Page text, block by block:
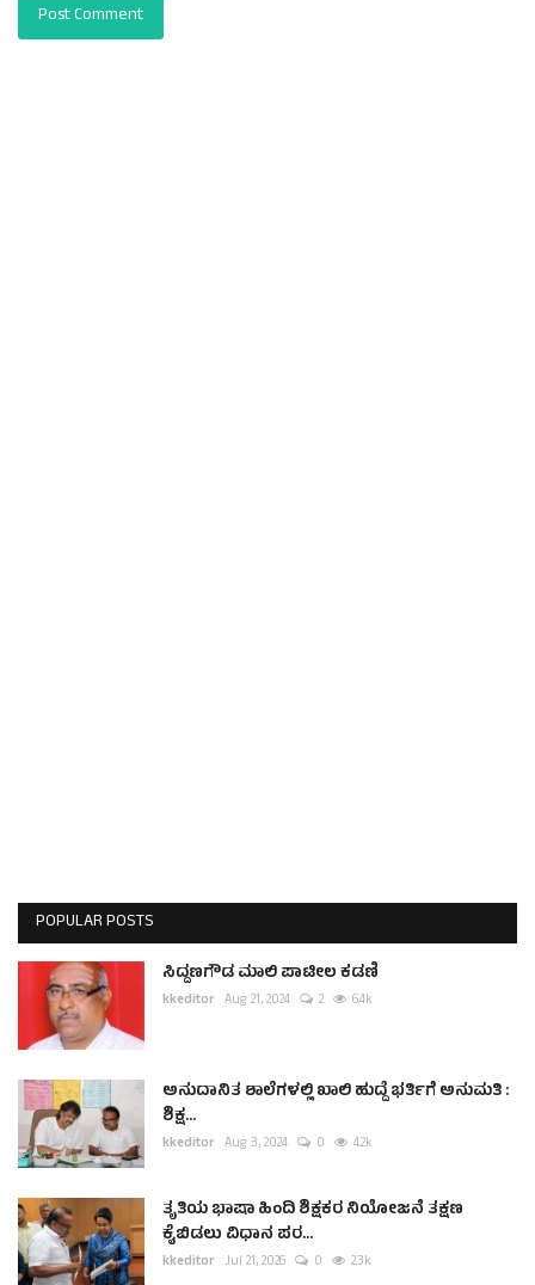
Post Comment
POPULAR POSTS
ಸಿದ್ದಣಗೌಡ ಮಾಲಿ ಪಾಟೀಲ ಕಡಣಿ
kkeditor Aug 21, 2024 2 6.4k
ಅನುದಾನಿತ ಶಾಲೆಗಳಲ್ಲಿ ಖಾಲಿ ಹುದ್ದೆ ಭರ್ತಿಗೆ ಅನುಮತಿ :
ಶಿಕ್ಷ...
kkeditor Aug 3, 2024 0 4.2k
ತೃತಿಯ ಭಾಷಾ ಹಿಂದಿ ಶಿಕ್ಷಕರ ನಿಯೋಜನೆ ತಕ್ಷಣ
ಕೈಬಿಡಲು ವಿಧಾನ ಪರ...
kkeditor Jul 21, 2026 0 2.3k